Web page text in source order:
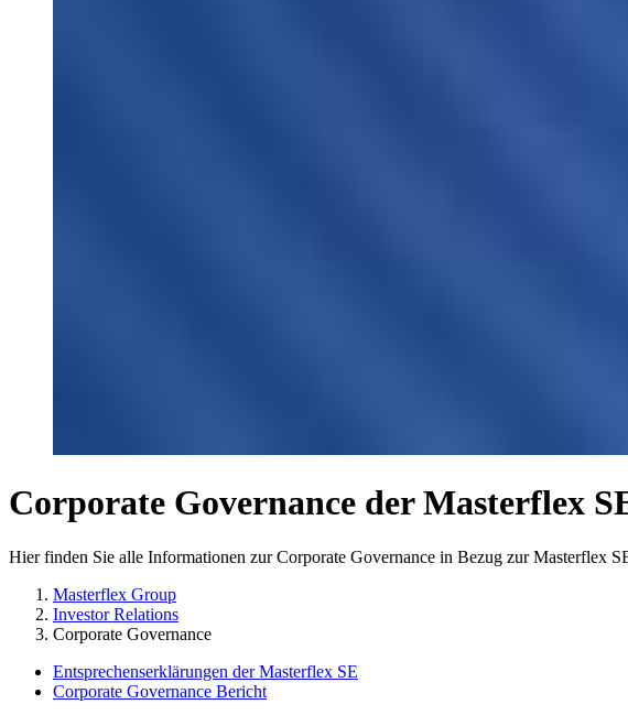
Corporate Governance der Masterflex
Hier finden Sie alle Informationen zur Corporate Governance in Bezug zur Masterflex
Masterflex Group
Investor Relations
Corporate Governance
Entsprechenserklärungen der Masterflex SE
Corporate Governance Bericht